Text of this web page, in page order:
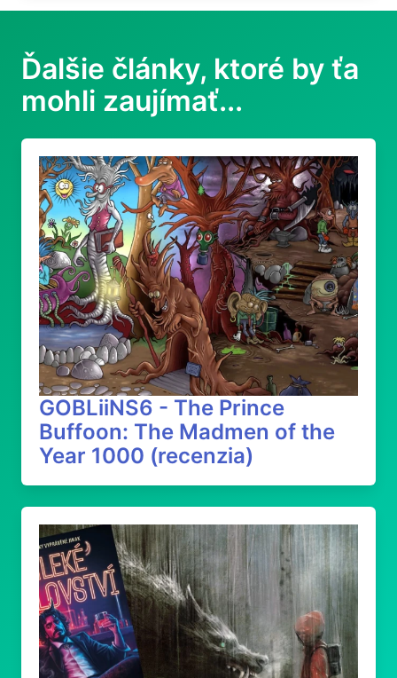
Ďalšie články, ktoré by ťa
mohli zaujímať...
GOBLiiNS6 - The Prince
Buffoon: The Madmen of the
Year 1000 (recenzia)